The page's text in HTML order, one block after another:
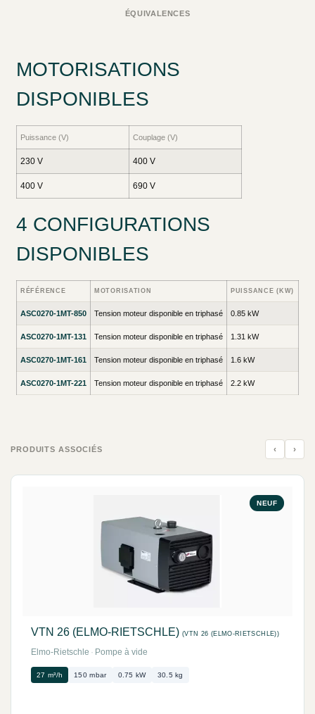
ÉQUIVALENCES
MOTORISATIONS
DISPONIBLES
Puissance (V) Couplage (V)
230 V 400 V
400 V 690 V
4 CONFIGURATIONS
DISPONIBLES
RÉFÉRENCE MOTORISATION PUISSANCE (KW)
ASC0270-1MT-850 Tension moteur disponible en triphasé 0.85 kW
ASC0270-1MT-131 Tension moteur disponible en triphasé 1.31 kW
ASC0270-1MT-161 Tension moteur disponible en triphasé 1.6 kW
ASC0270-1MT-221 Tension moteur disponible en triphasé 2.2 kW
PRODUITS ASSOCIÉS ‹ ›
NEUF
VTN 26 (ELMO-RIETSCHLE) (VTN 26 (ELMO-RIETSCHLE))
Elmo-Rietschle · Pompe à vide
27 m³/h 150 mbar 0.75 kW 30.5 kg